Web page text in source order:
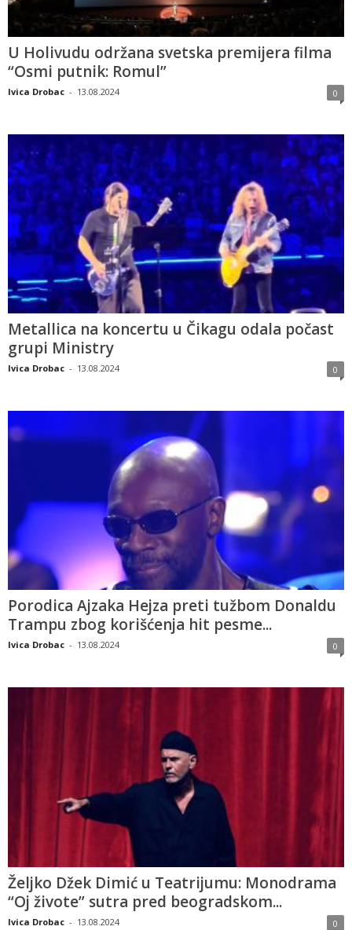
U Holivudu održana svetska premijera filma
“Osmi putnik: Romul”
Ivica Drobac - 13.08.2024 0
Metallica na koncertu u Čikagu odala počast
grupi Ministry
Ivica Drobac - 13.08.2024 0
Porodica Ajzaka Hejza preti tužbom Donaldu
Trampu zbog korišćenja hit pesme...
Ivica Drobac - 13.08.2024 0
Željko Džek Dimić u Teatrijumu: Monodrama
“Oj živote” sutra pred beogradskom...
Ivica Drobac - 13.08.2024 0